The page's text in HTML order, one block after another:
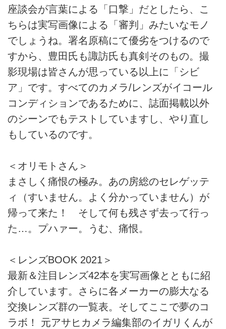
座談会が言葉による「口撃」だとしたら、こ
ちらは実写画像による「審判」みたいなモノ
でしょうね。署名原稿にて優劣をつけるので
すから、豊田氏も諏訪氏も真剣そのもの。撮
影現場は皆さんが思っている以上に「シビ
ア」です。すべてのカメラ/レンズがイコール
コンディションであるために、誌面掲載以外
のシーンでもテストしていますし、やり直し
もしているのです。
＜オリモトさん＞
まさしく痛恨の極み。あの房総のセレゲッテ
ィ（すいません。よく分かっていません）が
帰って来た！ そして何も残さず去って行っ
た…。プハァー。うむ、痛恨。
＜レンズBOOK 2021＞
最新＆注目レンズ42本を実写画像とともに紹
介しています。さらに各メーカーの膨大なる
交換レンズ群の一覧表。そしてここで夢のコ
ラボ！ 元アサヒカメラ編集部のイガリくんが